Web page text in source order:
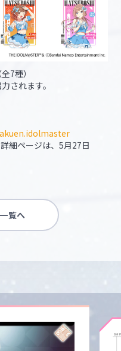
7種）
されます。
細ページは、5月27日
覧へ